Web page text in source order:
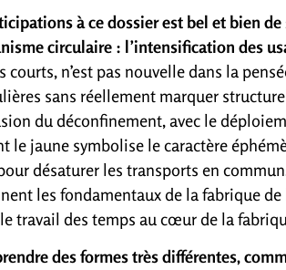
à ce dossier est bel et bien de
circulaire : l’intensification des
n’est pas nouvelle dans la
sans réellement marquer
du déconfinement, avec le
le jaune symbolise le caractère
désaturer les transports en
les fondamentaux de la fabrique
travail des temps au cœur de la
des formes très différentes,